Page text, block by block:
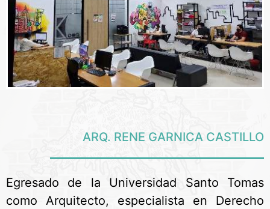
ARQ. RENE GARNICA CASTILLO
Egresado de la Universidad Santo Tomas
como Arquitecto, especialista en Derecho